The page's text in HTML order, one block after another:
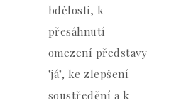
bdělosti, k
přesáhnutí
omezení představy
"já", ke zlepšení
soustředění a k